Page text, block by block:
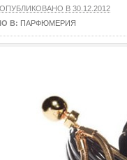
ОПУБЛИКОВАНО В 30.12.2012
В: ПАРФЮМЕРИЯ